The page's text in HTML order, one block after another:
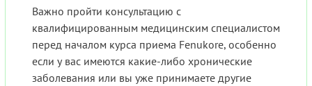
Важно пройти консультацию с
квалифицированным медицинским специалистом
перед началом курса приема Fenukore, особенно
если у вас имеются какие-либо хронические
заболевания или вы уже принимаете другие